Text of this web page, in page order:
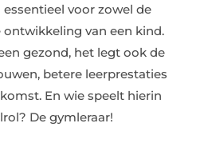
voor zowel de
ontwikkeling van een kind.
gezond, het legt ook de
betere leerprestaties
En wie speelt hierin
De gymleraar!